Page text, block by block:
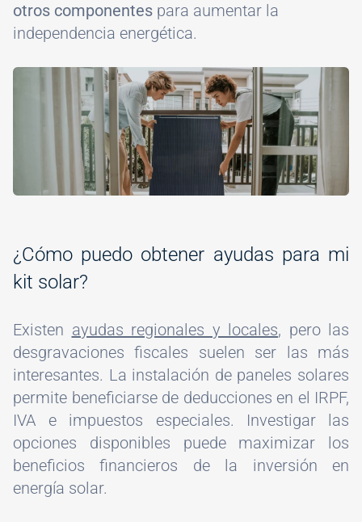
otros componentes para aumentar la
independencia energética.
Image
¿Cómo puedo obtener ayudas para mi
kit solar?
Existen ayudas regionales y locales, pero las
desgravaciones fiscales suelen ser las más
interesantes. La instalación de paneles solares
permite beneficiarse de deducciones en el IRPF,
IVA e impuestos especiales. Investigar las
opciones disponibles puede maximizar los
beneficios financieros de la inversión en
energía solar.